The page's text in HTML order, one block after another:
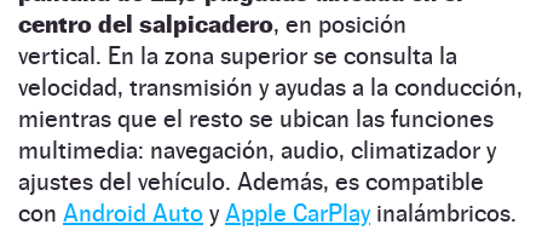
centro del salpicadero, en posición
vertical. En la zona superior se consulta la
velocidad, transmisión y ayudas a la conducción,
mientras que el resto se ubican las funciones
multimedia: navegación, audio, climatizador y
ajustes del vehículo. Además, es compatible
con Android Auto yApple CarPlayinalámbricos.